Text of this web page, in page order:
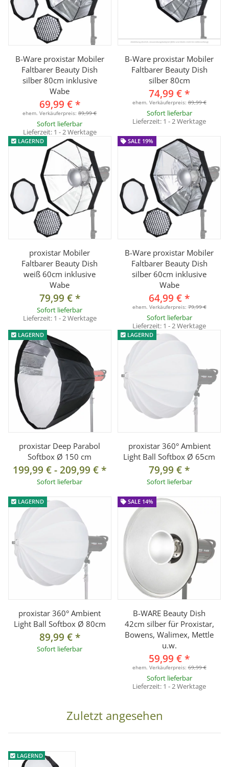
B-Ware proxistar Mobiler
Faltbarer Beauty Dish
silber 80cm inklusive
Wabe
69,99 €*
ehem. Verkäuferpreis:89,99 €
Sofort lieferbar
Lieferzeit: 1 - 2 Werktage
B-Ware proxistar Mobiler
Faltbarer Beauty Dish
silber 80cm
74,99 €*
ehem. Verkäuferpreis:89,99 €
Sofort lieferbar
Lieferzeit: 1 - 2 Werktage
LAGERND
proxistar Mobiler
Faltbarer Beauty Dish
weiß 60cm inklusive
Wabe
79,99 €*
Sofort lieferbar
Lieferzeit: 1 - 2 Werktage
SALE 19%
B-Ware proxistar Mobiler
Faltbarer Beauty Dish
silber 60cm inklusive
Wabe
64,99 €*
ehem. Verkäuferpreis:79,99 €
Sofort lieferbar
Lieferzeit: 1 - 2 Werktage
LAGERND
proxistar Deep Parabol
Softbox Ø 150 cm
199,99 €-209,99 €*
Sofort lieferbar
LAGERND
proxistar 360° Ambient
Light Ball Softbox Ø 65cm
79,99 €*
Sofort lieferbar
LAGERND
proxistar 360° Ambient
Light Ball Softbox Ø 80cm
89,99 €*
Sofort lieferbar
SALE 14%
B-WARE Beauty Dish
42cm silber für Proxistar,
Bowens, Walimex, Mettle
u.w.
59,99 €*
ehem. Verkäuferpreis:69,99 €
Sofort lieferbar
Lieferzeit: 1 - 2 Werktage
Zuletzt angesehen
LAGERND